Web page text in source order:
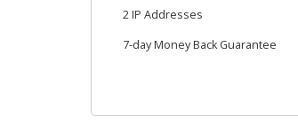
2 IP Addresses
7-day Money Back Guarantee